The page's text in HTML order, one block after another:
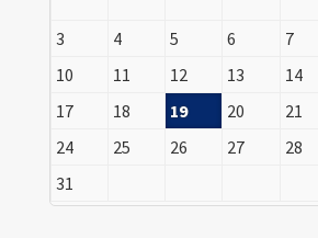
3
4 5 6 7
10
11 12 13 14
17
18 19 20 21
24
25 26 27 28
31